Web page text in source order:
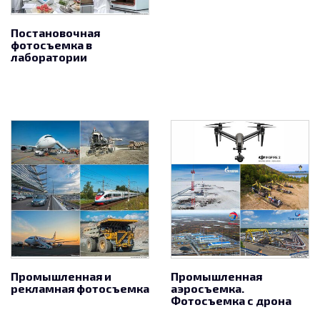
презентационных и документальных фильмов.
Постановочная
фотосъемка в
лаборатории
Промышленная и
рекламная фотосъемка
Промышленная
аэросъемка.
Фотосъемка с дрона